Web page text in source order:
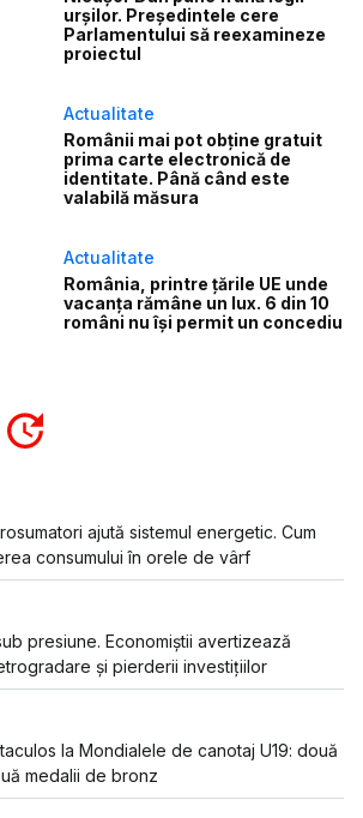
urșilor. Președintele cere
Parlamentului să reexamineze
proiectul
Actualitate
Românii mai pot obține gratuit
prima carte electronică de
identitate. Până când este
valabilă măsura
Actualitate
România, printre țările UE unde
vacanța rămâne un lux. 6 din 10
români nu își permit un concediu
ajută sistemul energetic. Cum
consumului în orele de vârf
presiune. Economiștii avertizează
și pierderii investițiilor
la Mondialele de canotaj U19: două
medalii de bronz